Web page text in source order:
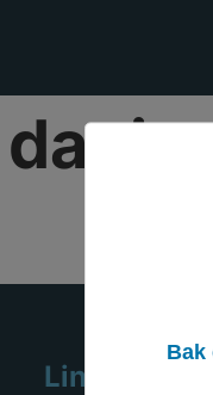
je
Links
Bak